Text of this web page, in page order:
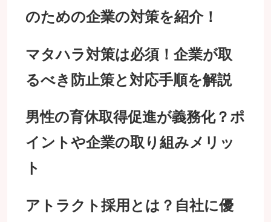
のための企業の対策を紹介！
マタハラ対策は必須！企業が取
るべき防止策と対応手順を解説
男性の育休取得促進が義務化？ポ
イントや企業の取り組みメリッ
ト
アトラクト採用とは？自社に優